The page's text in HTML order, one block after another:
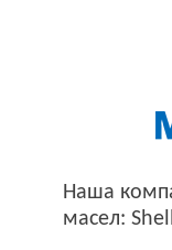
Наша
масел: